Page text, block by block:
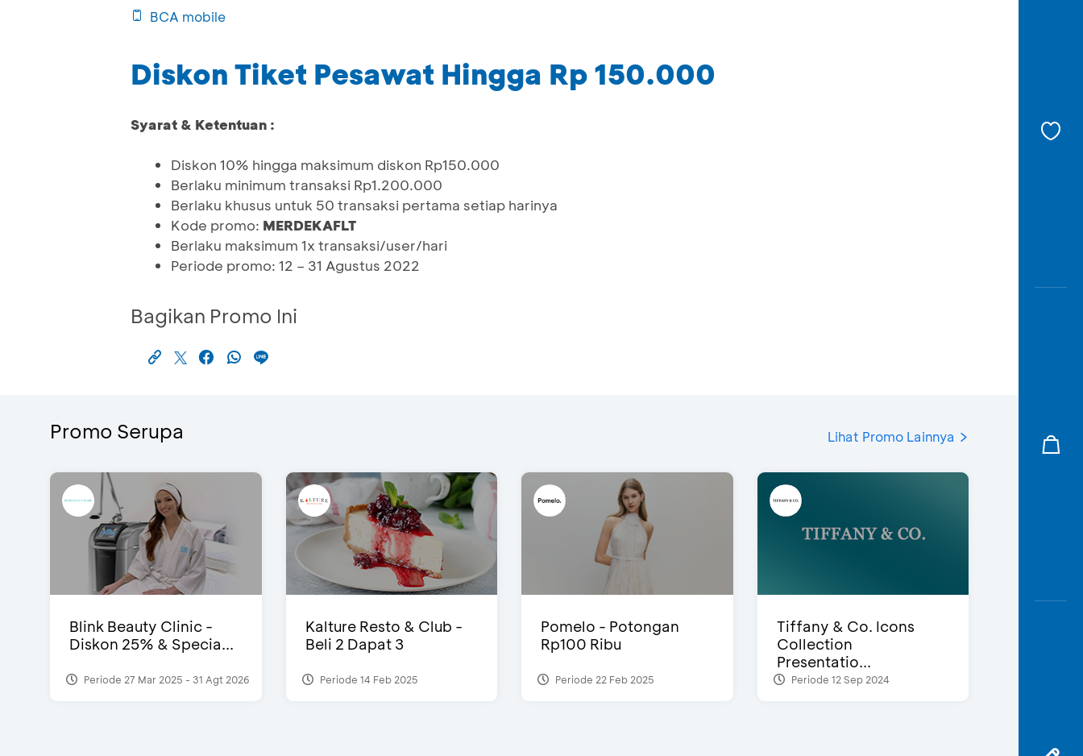
BCA mobile
Diskon Tiket Pesawat Hingga Rp 150.000
Syarat & Ketentuan :
Diskon 10% hingga maksimum diskon Rp150.000
Berlaku minimum transaksi Rp1.200.000
Berlaku khusus untuk 50 transaksi pertama setiap harinya
Kode promo: MERDEKAFLT
Berlaku maksimum 1x transaksi/user/hari
Periode promo: 12 – 31 Agustus 2022
Bagikan Promo Ini
Promo Serupa Lihat Promo Lainnya
Blink Beauty Clinic -
Diskon 25% & Specia...
Periode 27 Mar 2025 - 31 Agt 2026
Kalture Resto & Club -
Beli 2 Dapat 3
Periode 14 Feb 2025
Pomelo - Potongan
Rp100 Ribu
Periode 22 Feb 2025
Tiffany & Co. Icons
Collection
Presentatio...
Periode 12 Sep 2024